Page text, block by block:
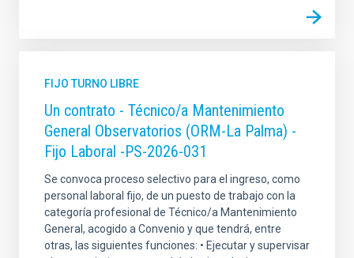
FIJO TURNO LIBRE
Un contrato - Técnico/a Mantenimiento
General Observatorios (ORM-La Palma) -
Fijo Laboral -PS-2026-031
Se convoca proceso selectivo para el ingreso, como
personal laboral fijo, de un puesto de trabajo con la
categoría profesional de Técnico/a Mantenimiento
General, acogido a Convenio y que tendrá, entre
otras, las siguientes funciones: • Ejecutar y supervisar